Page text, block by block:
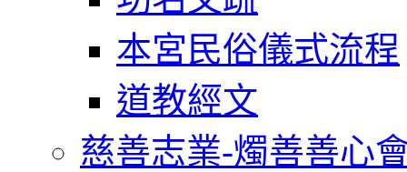
本宮民俗儀式流程
道教經文
慈善志業-燭善善心